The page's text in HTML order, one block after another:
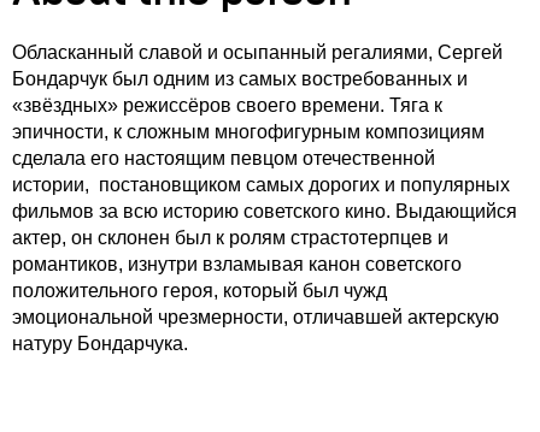
Обласканный славой и осыпанный регалиями, Сергей
Бондарчук был одним из самых востребованных и
«звёздных» режиссёров своего времени. Тяга к
эпичности, к сложным многофигурным композициям
сделала его настоящим певцом отечественной
истории, постановщиком самых дорогих и популярных
фильмов за всю историю советского кино. Выдающийся
актер, он склонен был к ролям страстотерпцев и
романтиков, изнутри взламывая канон советского
положительного героя, который был чужд
эмоциональной чрезмерности, отличавшей актерскую
натуру Бондарчука.